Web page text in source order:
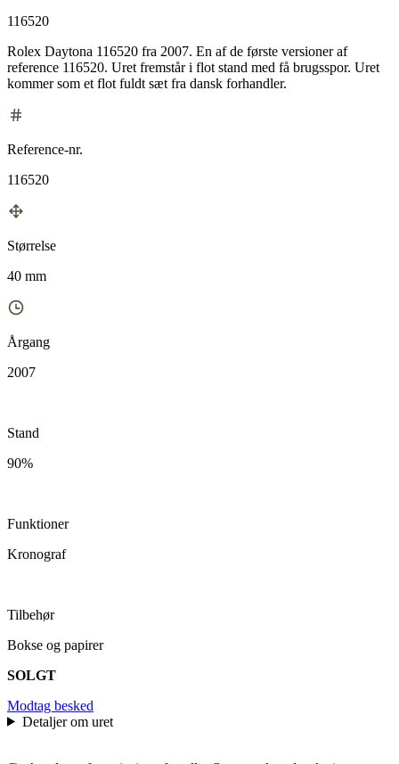
116520
Rolex Daytona 116520 fra 2007. En af de første versioner af
reference 116520. Uret fremstår i flot stand med få brugsspor. Uret
kommer som et flot fuldt sæt fra dansk forhandler.
Reference-nr.
116520
Størrelse
40 mm
Årgang
2007
Stand
90%
Funktioner
Kronograf
Tilbehør
Bokse og papirer
SOLGT
Modtag besked
Detaljer om uret